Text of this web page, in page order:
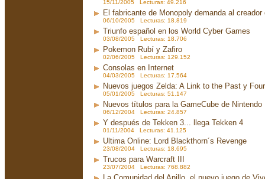
15/11/2005 Lecturas: 49.216
El fabricante de Monopoly demanda al
06/10/2005 Lecturas: 18.819
Triunfo español en los World Cyber Games
03/08/2005 Lecturas: 18.706
Pokemon Rubí y Zafiro
02/06/2005 Lecturas: 129.152
Consolas en Internet
04/03/2005 Lecturas: 17.564
Nuevos juegos Zelda: A Link to the Past y
05/01/2005 Lecturas: 51.147
Nuevos títulos para la GameCube de Nintendo
06/12/2004 Lecturas: 24.857
Y después de Tekken 3... llega Tekken 4
01/11/2004 Lecturas: 41.125
Ultima Online: Lord Blackthorn´s Revenge
23/08/2004 Lecturas: 18.695
Trucos para Warcraft III
23/07/2004 Lecturas: 768.882